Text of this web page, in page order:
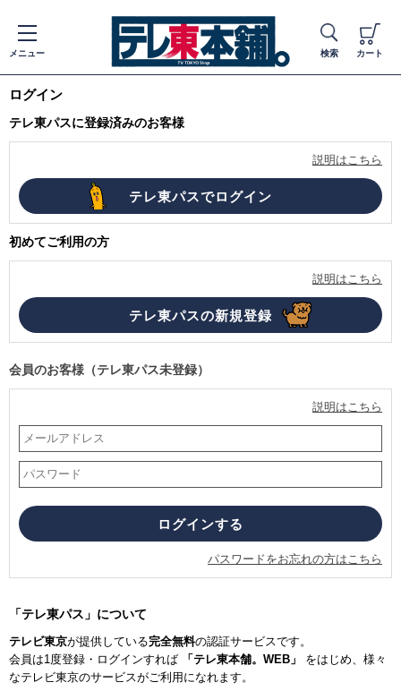
メニュー 検索 カート
ログイン
テレ東パスに登録済みのお客様
説明はこちら
初めてご利用の方
説明はこちら
会員のお客様（テレ東パス未登録）
説明はこちら
パスワードをお忘れの方はこちら
「テレ東パス」について
テレビ東京が提供している完全無料の認証サービスです。
会員は1度登録・ログインすれば
「テレ東本舗。WEB」 をはじめ、様々
なテレビ東京のサービスがご利用になれます。